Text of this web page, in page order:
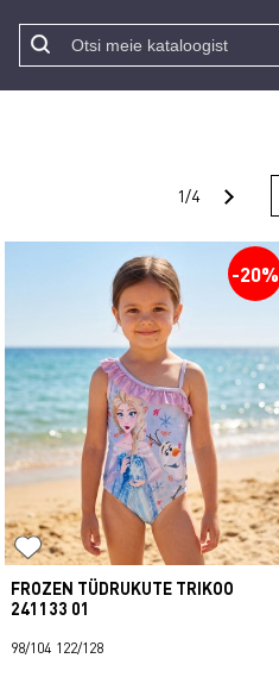
1/4
-20%
FROZEN TÜDRUKUTE TRIKOO
241133 01
98/104 122/128